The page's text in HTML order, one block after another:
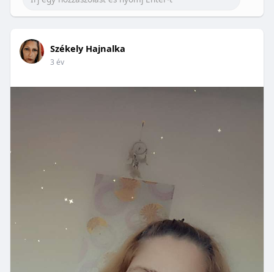
Székely Hajnalka
3 év